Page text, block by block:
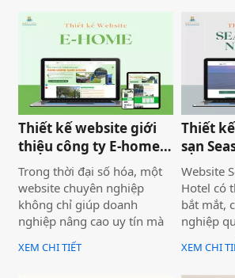
du lịch và thuê xe
màu
nổi bật
chính
Thiết kế website giới
thiệu công ty E-home
Bình Thuận
Trong thời đại số hóa, một
website chuyên nghiệp
không chỉ giúp doanh
nghiệp nâng cao uy tín mà
còn là công cụ tiếp cận
khách hàng hiệu quả. Dịch
XEM CHI TIẾT
Thiết
sạn
chuyên
Website
Hotel có
bắt mắt,
nghiệp
trải
hỗ trợ
XEM CHI